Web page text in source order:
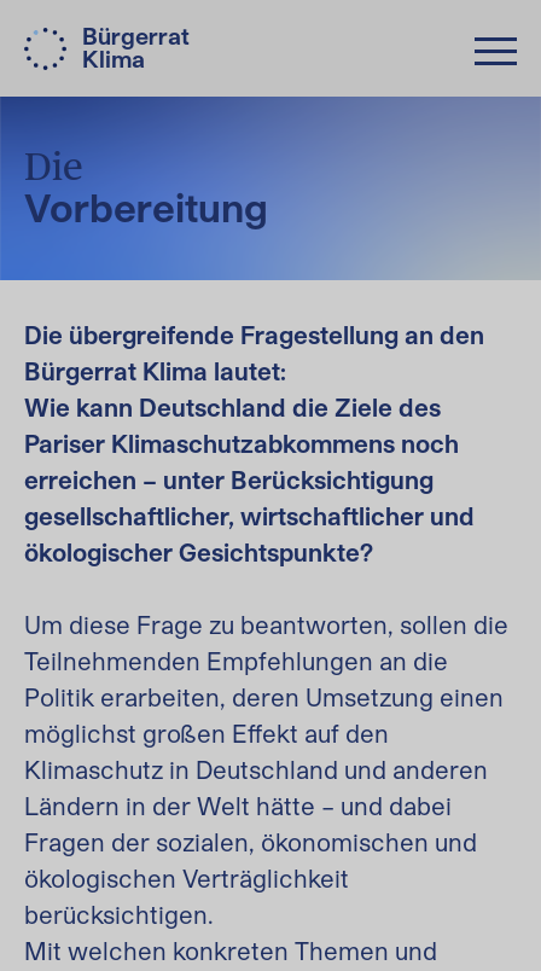
Die
Vorbereitung
Die übergreifende Fragestellung an den
Bürgerrat Klima lautet:
Wie kann Deutschland die Ziele des
Pariser Klimaschutzabkommens noch
erreichen – unter Berücksichtigung
gesellschaftlicher, wirtschaftlicher und
ökologischer Gesichtspunkte?
Um diese Frage zu beantworten, sollen die
Teilnehmenden Empfehlungen an die
Politik erarbeiten, deren Umsetzung einen
möglichst großen Effekt auf den
Klimaschutz in Deutschland und anderen
Ländern in der Welt hätte – und dabei
Fragen der sozialen, ökonomischen und
ökologischen Verträglichkeit
berücksichtigen.
Mit welchen konkreten Themen und
Bürgerrat
Klima